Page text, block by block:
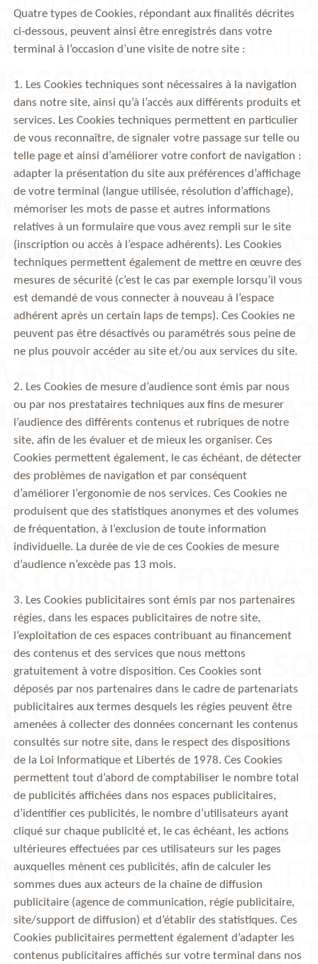
Quatre types de Cookies, répondant aux finalités décrites
ci-dessous, peuvent ainsi être enregistrés dans votre
terminal à l’occasion d’une visite de notre site :
1. Les Cookies techniques sont nécessaires à la navigation
dans notre site, ainsi qu’à l’accès aux différents produits et
services. Les Cookies techniques permettent en particulier
de vous reconnaître, de signaler votre passage sur telle ou
telle page et ainsi d’améliorer votre confort de navigation :
adapter la présentation du site aux préférences d’affichage
de votre terminal (langue utilisée, résolution d’affichage),
mémoriser les mots de passe et autres informations
relatives à un formulaire que vous avez rempli sur le site
(inscription ou accès à l’espace adhérents). Les Cookies
techniques permettent également de mettre en œuvre des
mesures de sécurité (c’est le cas par exemple lorsqu’il vous
est demandé de vous connecter à nouveau à l’espace
adhérent après un certain laps de temps). Ces Cookies ne
peuvent pas être désactivés ou paramétrés sous peine de
ne plus pouvoir accéder au site et/ou aux services du site.
2. Les Cookies de mesure d’audience sont émis par nous
ou par nos prestataires techniques aux fins de mesurer
l’audience des différents contenus et rubriques de notre
site, afin de les évaluer et de mieux les organiser. Ces
Cookies permettent également, le cas échéant, de détecter
des problèmes de navigation et par conséquent
d’améliorer l’ergonomie de nos services. Ces Cookies ne
produisent que des statistiques anonymes et des volumes
de fréquentation, à l’exclusion de toute information
individuelle. La durée de vie de ces Cookies de mesure
d’audience n’excède pas 13 mois.
3. Les Cookies publicitaires sont émis par nos partenaires
régies, dans les espaces publicitaires de notre site,
l’exploitation de ces espaces contribuant au financement
des contenus et des services que nous mettons
gratuitement à votre disposition. Ces Cookies sont
déposés par nos partenaires dans le cadre de partenariats
publicitaires aux termes desquels les régies peuvent être
amenées à collecter des données concernant les contenus
consultés sur notre site, dans le respect des dispositions
de la Loi Informatique et Libertés de 1978. Ces Cookies
permettent tout d’abord de comptabiliser le nombre total
de publicités affichées dans nos espaces publicitaires,
d’identifier ces publicités, le nombre d’utilisateurs ayant
cliqué sur chaque publicité et, le cas échéant, les actions
ultérieures effectuées par ces utilisateurs sur les pages
auxquelles mènent ces publicités, afin de calculer les
sommes dues aux acteurs de la chaîne de diffusion
publicitaire (agence de communication, régie publicitaire,
site/support de diffusion) et d’établir des statistiques. Ces
Cookies publicitaires permettent également d’adapter les
contenus publicitaires affichés sur votre terminal dans nos